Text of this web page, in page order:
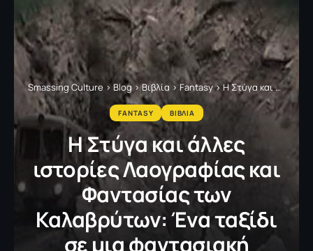
Smassing Culture >Blog >Βιβλία > Fantasy>Η Στύγα και άλλες ιστορίες Λαογραφίας και Φαντασίας των Καλαβρύτων: Ένα ταξίδι σε μια φαντασιακή παράδοση που αξίζει κάθε λεπτό της διαδρομής
FANTASY ΒΙΒΛΙΑ
Η Στύγα και άλλες
ιστορίες Λαογραφίας και
Φαντασίας των
Καλαβρύτων: Ένα ταξίδι
σε μια φαντασιακή